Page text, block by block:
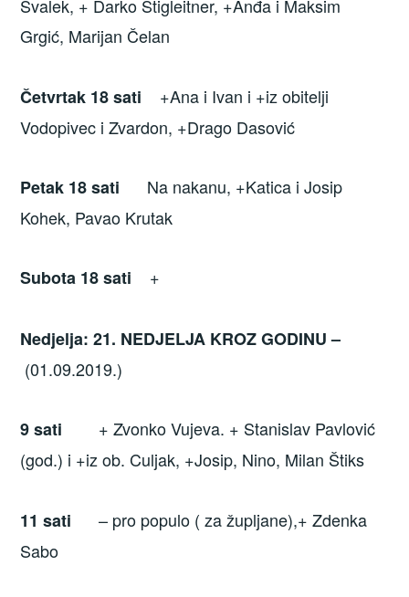
Švalek, + Darko Stigleitner, +Anđa i Maksim
Grgić, Marijan Čelan
Četvrtak 18 sati +Ana i Ivan i +iz obitelji
Vodopivec i Zvardon, +Drago Dasović
Petak 18 sati Na nakanu, +Katica i Josip
Kohek, Pavao Krutak
Subota 18 sati +
Nedjelja: 21. NEDJELJA KROZ GODINU –
(01.09.2019.)
9 sati + Zvonko Vujeva. + Stanislav Pavlović
(god.) i +iz ob. Culjak, +Josip, Nino, Milan Štiks
11 sati – pro populo ( za župljane),+ Zdenka
Sabo